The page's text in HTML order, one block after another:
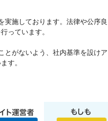
実施しております。法律や公序良
っています。
とがないよう、社内基準を設け
す。